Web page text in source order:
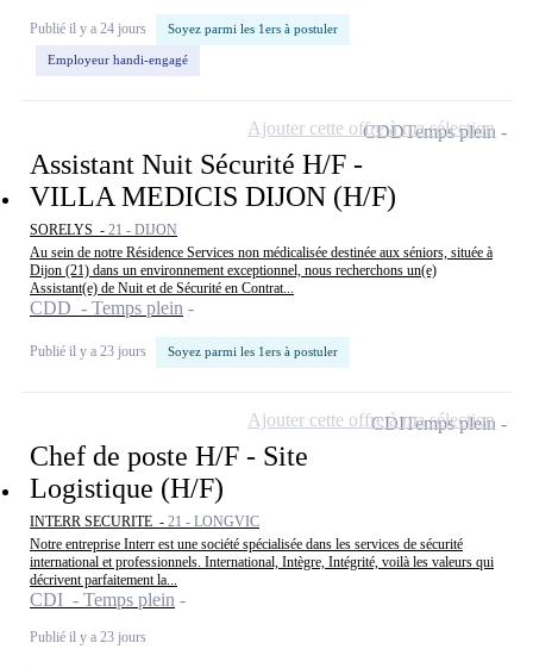
Publié il y a 24 jours Soyez parmi les 1ers à postuler
Employeur handi-engagé
Assistant Nuit Sécurité H/F -
VILLA MEDICIS DIJON (H/F)
SORELYS - 21 - DIJON
Au sein de notre Résidence Services non médicalisée destinée aux séniors, située à
Dijon (21) dans un environnement exceptionnel, nous recherchons un(e)
Assistant(e) de Nuit et de Sécurité en Contrat...
CDD - Temps plein
Publié il y a 23 jours Soyez parmi les 1ers à postuler
CDDTemps plein
Ajouter cette offre à ma sélection
Chef de poste H/F - Site
Logistique (H/F)
INTERR SECURITE - 21 - LONGVIC
Notre entreprise Interr est une société spécialisée dans les services de sécurité
international et professionnels. International, Intègre, Intégrité, voilà les valeurs qui
décrivent parfaitement la...
CDI - Temps plein
Publié il y a 23 jours
CDITemps plein
Ajouter cette offre à ma sélection